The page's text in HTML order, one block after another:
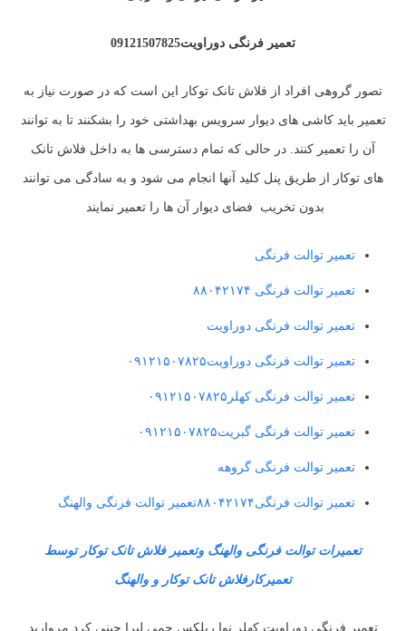
تعمیر فرنگی دوراویت09121507825
تصور گروهی افراد از فلاش تانک توکار این است که در صورت نیاز به
تعمیر باید کاشی های دیوار سرویس بهداشتی خود را بشکنند تا به توانند
آن را تعمیر کنند. در حالی که تمام دسترسی ها به داخل فلاش تانک
های توکار از طریق پنل کلید آنها انجام می شود و به سادگی می توانند
بدون تخریب فضای دیوار آن ها را تعمیر نمایند
تعمیر توالت فرنگی
تعمیر توالت فرنگی ۸۸۰۴۲۱۷۴
تعمیر توالت فرنگی دوراویت
تعمیر توالت فرنگی دوراویت۰۹۱۲۱۵۰۷۸۲۵
تعمیر توالت فرنگی کهلر۰۹۱۲۱۵۰۷۸۲۵
تعمیر توالت فرنگی گبریت۰۹۱۲۱۵۰۷۸۲۵
تعمیر توالت فرنگی گروهه
تعمیر توالت فرنگی۸۸۰۴۲۱۷۴تعمیر توالت فرنگی والهنگ
تعمیرات توالت فرنگی والهنگ وتعمیر فلاش تانک توکار توسط
تعمیرکارفلاش تانک توکار و والهنگ
تعمیر فرنگی دوراویت کهلر نوا ریلکس جمی لیرا چینی کرد مروارید